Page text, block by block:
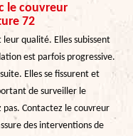
le couvreur
72
leur qualité. Elles subissent
est parfois progressive.
Elles se fissurent et
de surveiller le
pas. Contactez le couvreur
des interventions de